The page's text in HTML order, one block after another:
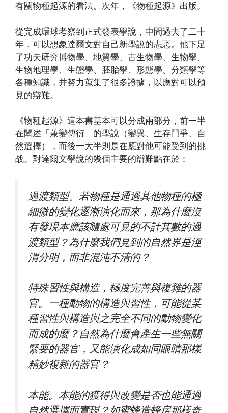
有關物種起源的看法。次年，《物種起源》出版。
從完成環球考察到正式發表學說，中間過去了二十
年，可以想象達爾文對自己新學說的忐忑。他下足
了功夫研究博物學、地質學、古生物學、生物學、
生物地理學、生態學、胚胎學、形態學、分類學等
各種知識，并努力蒐集了很多證據，以應對可以預
見的辯難。
《物種起源》這本書基本可以分成兩部分，前一半
在闡述「兼變傳衍」的學說（變異、生存鬥爭、自
然選擇），而後一大半則是在應對他可能受到的挑
战。對達爾文學說的幾個主要的辯難點在於：
過渡類型。若物種是通過其他物種的極
細微的變化逐漸演化而來，那為什麼沒
有發現本應該隨處可見的不計其數的過
渡類型？為什麼我們見到的自然界是涇
渭分明，而非混沌不清的？
特殊習性與構造，極度完善與複雜的器
官。一種動物的構造與習性，可能從某
種習性與構造與之完全不同的動物變化
而成的麼？自然為什麼會產生一些無關
緊要的器官，又能演化成如同眼睛那樣
精妙複雜的器官？
本能。本能的獲得與改變是否也能通過
自然選擇而實現？如蜜蜂造蜂房那樣奇